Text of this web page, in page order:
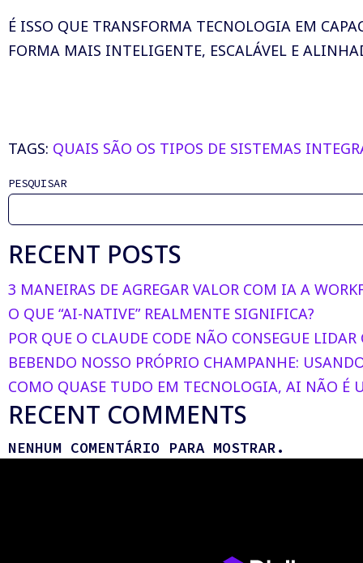
É ISSO QUE TRANSFORMA TECNOLOGIA EM
FORMA MAIS INTELIGENTE, ESCALÁVEL E
TAGS: QUAIS SÃO OS TIPOS DE SISTEMAS
PESQUISAR
RECENT POSTS
3 MANEIRAS DE AGREGAR VALOR COM IA A
O QUE “AI-NATIVE” REALMENTE SIGNIFICA?
POR QUE O CLAUDE CODE NÃO CONSEGUE
BEBENDO NOSSO PRÓPRIO CHAMPANHE:
COMO QUASE TUDO EM TECNOLOGIA, AI NÃO É
RECENT COMMENTS
NENHUM COMENTÁRIO PARA MOSTRAR.